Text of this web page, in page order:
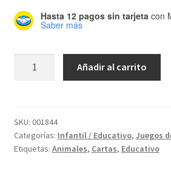
Hasta 12 pagos sin tarjeta con
Saber más
Añadir al carrito
SKU: 001844
Categorías: Infantil / Educativo, Juegos
Etiquetas: Animales, Cartas, Educativo